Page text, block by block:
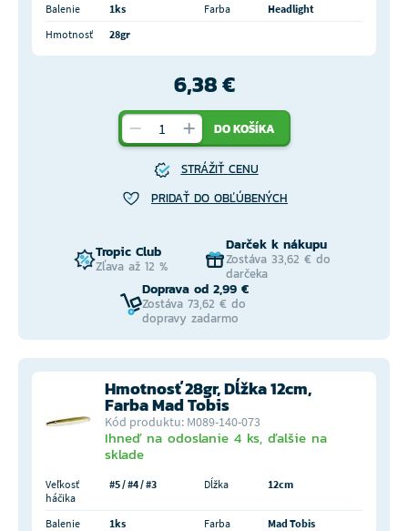
Balenie 1ks Farba
Headlight
Hmotnosť
28gr
6,38 €
DO KOŠÍKA
STRÁŽIŤ CENU
PRIDAŤ DO OBĽÚBENÝCH
Tropic Club
Zľava až 12 %
Darček k nákupu
Zostáva 33,62 € do
darčeka
Doprava od 2,99 €
Zostáva 73,62 € do
dopravy zadarmo
Hmotnosť 28gr, Dĺžka 12cm,
Farba Mad Tobis
Kód produktu: M089-140-073
Ihneď na odoslanie 4 ks, ďalšie na
sklade
Veľkosť
háčika
#5 / #4 / #3 Dĺžka 12cm
Balenie 1ks Farba
Mad Tobis